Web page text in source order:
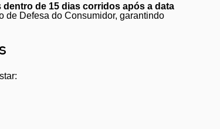
dentro de 15 dias corridos após a data
de Defesa do Consumidor, garantindo